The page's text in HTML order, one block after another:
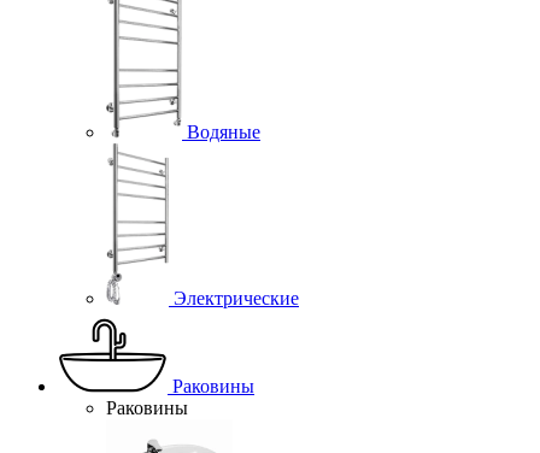
Водяные
Электрические
Раковины
Раковины